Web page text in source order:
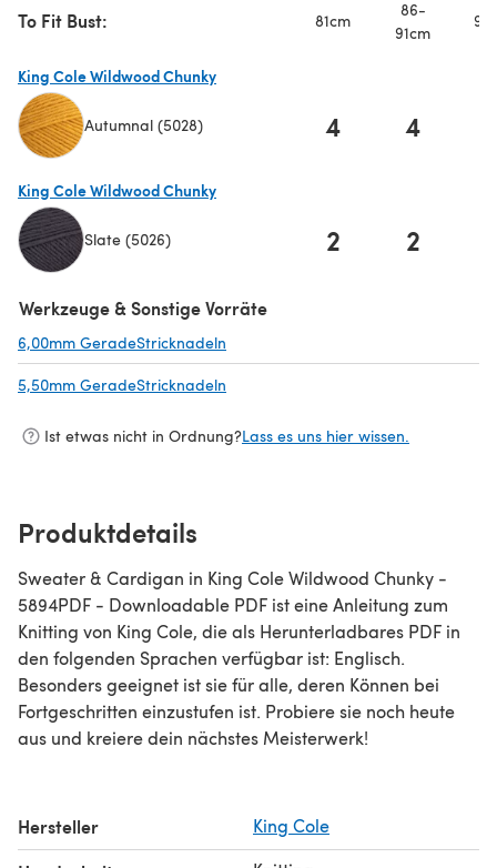
To Fit Bust: 81cm
86-
91cm
King Cole Wildwood Chunky
Autumnal (5028) 4 4
King Cole Wildwood Chunky
Slate (5026) 2 2
Werkzeuge & Sonstige Vorräte
6,00mm GeradeStricknadeln
5,50mm GeradeStricknadeln
Ist etwas nicht in Ordnung?Lass es uns hier wissen.
Produktdetails
Sweater & Cardigan in King Cole Wildwood Chunky -
5894PDF - Downloadable PDF ist eine Anleitung zum
Knitting von King Cole, die als Herunterladbares PDF in
den folgenden Sprachen verfügbar ist: Englisch.
Besonders geeignet ist sie für alle, deren Können bei
Fortgeschritten einzustufen ist. Probiere sie noch heute
aus und kreiere dein nächstes Meisterwerk!
Hersteller King Cole